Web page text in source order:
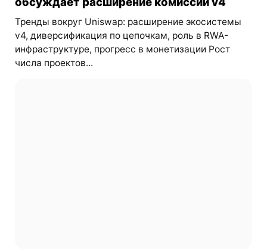
Тренды вокруг Uniswap: расширение экосистемы
v4, диверсификация по цепочкам, роль в RWA-
инфраструктуре, прогресс в монетизации Рост
числа проектов...